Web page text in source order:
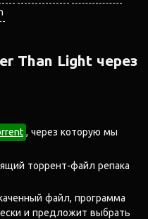
Than Light через
, через которую мы
торрент-файл репака
файл, программа
и предложит выбрать